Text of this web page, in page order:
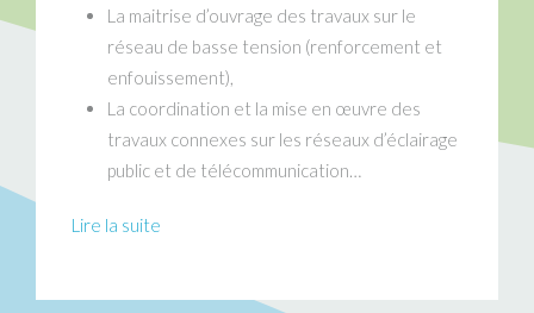
La maitrise d’ouvrage des travaux sur le
réseau de basse tension (renforcement et
enfouissement),
La coordination et la mise en œuvre des
travaux connexes sur les réseaux d’éclairage
public et de télécommunication…
Lire la suite